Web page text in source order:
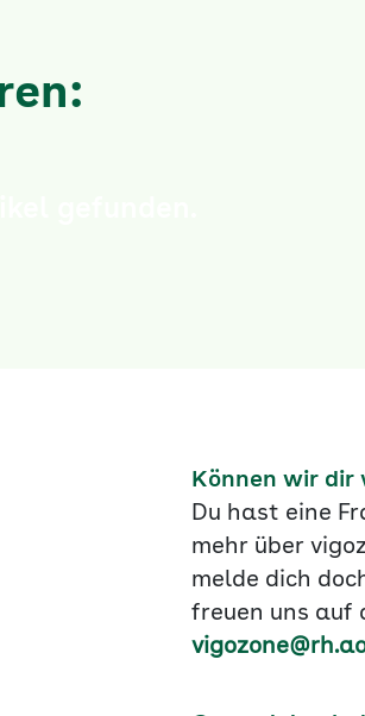
Können wir dir
Du hast eine
mehr über
melde dich
freuen uns auf